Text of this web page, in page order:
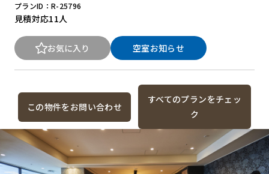
プランID：R-25796
見積対応11人
お気に入り 空室お知らせ
この物件をお問い合わせ
すべてのプランをチェッ
ク